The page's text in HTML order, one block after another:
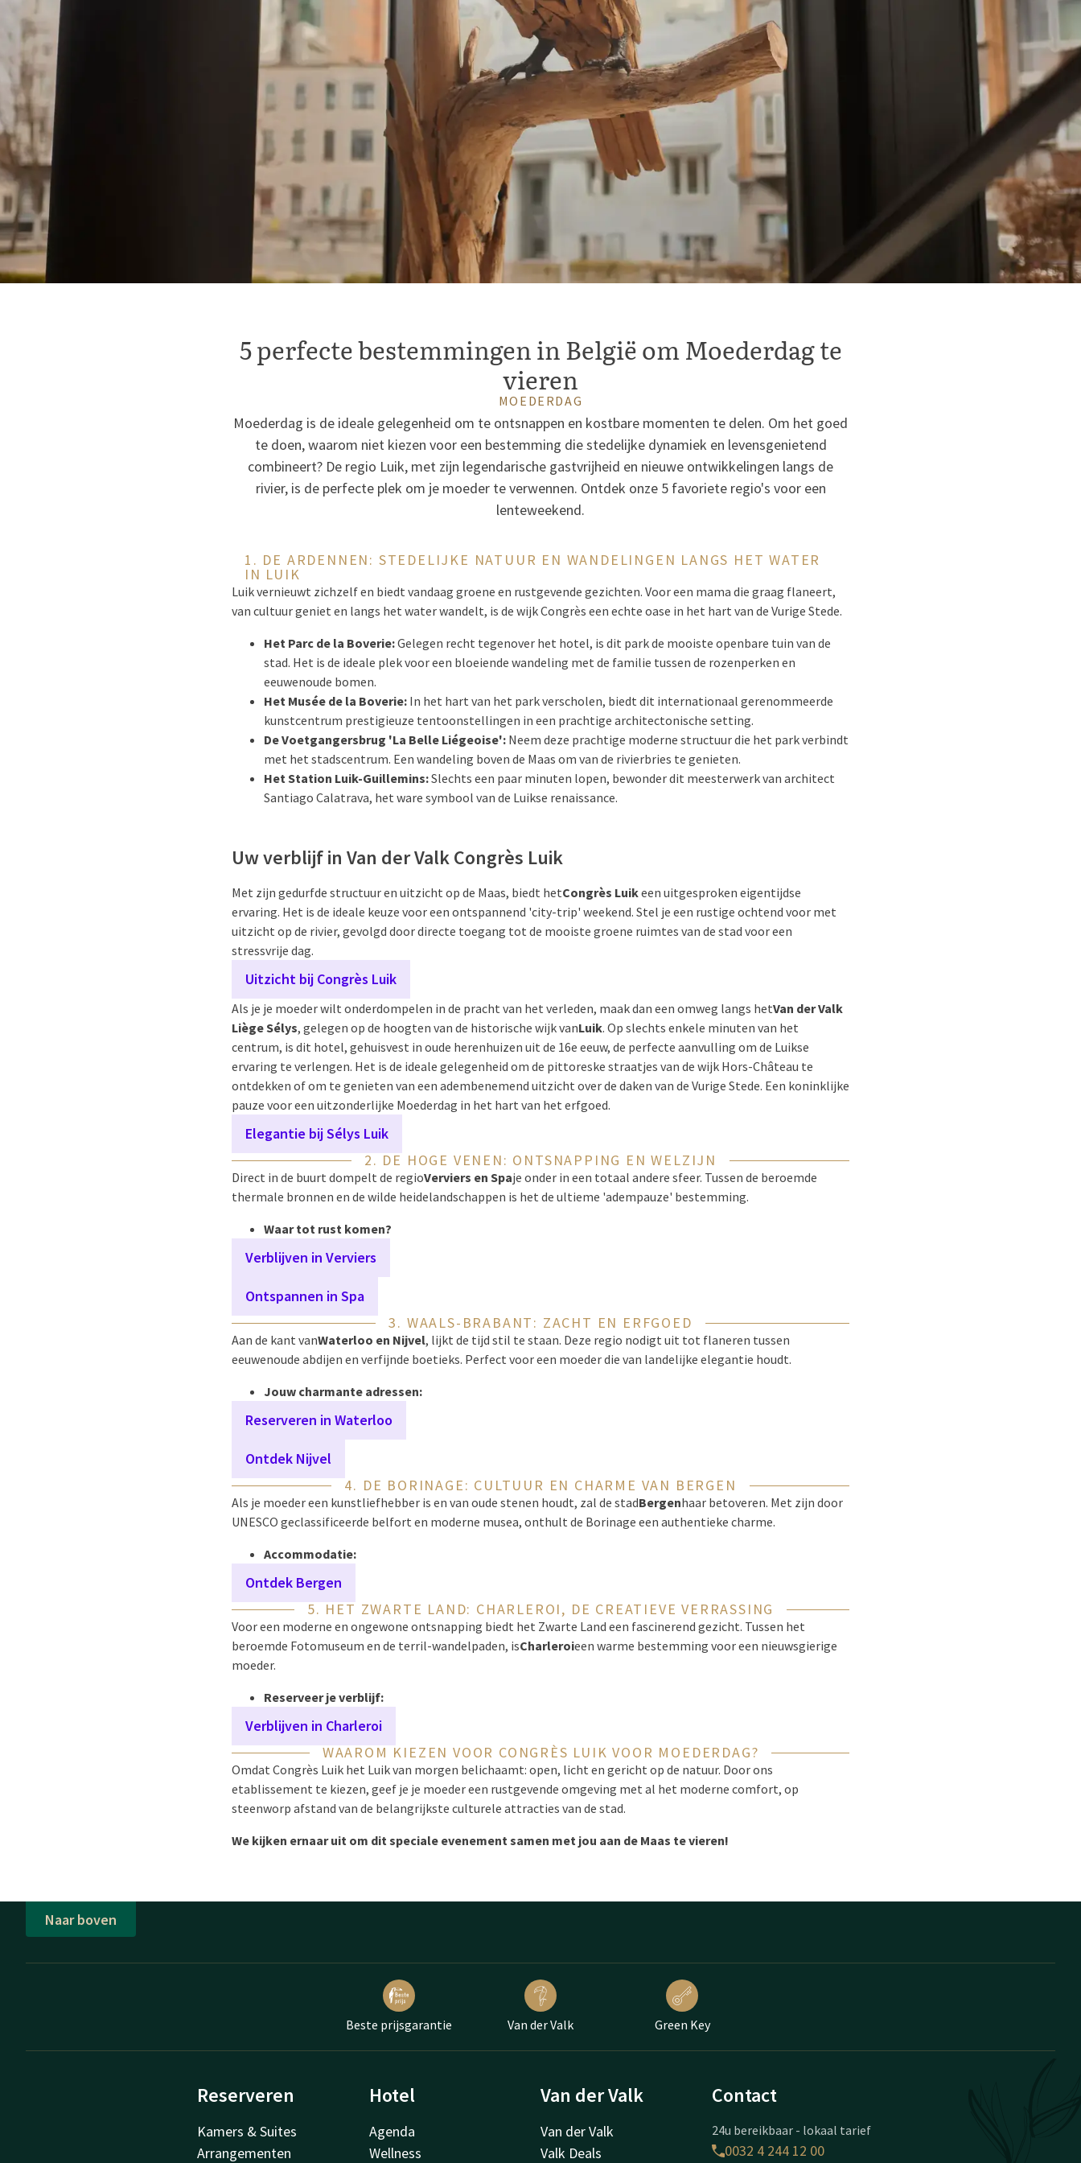
5 perfecte bestemmingen in België om Moederdag te
vieren
MOEDERDAG
Moederdag is de ideale gelegenheid om te ontsnappen en kostbare momenten te delen. Om het goed
te doen, waarom niet kiezen voor een bestemming die stedelijke dynamiek en levensgenietend
combineert? De regio Luik, met zijn legendarische gastvrijheid en nieuwe ontwikkelingen langs de
rivier, is de perfecte plek om je moeder te verwennen. Ontdek onze 5 favoriete regio's voor een
lenteweekend.
1. DE ARDENNEN: STEDELIJKE NATUUR EN WANDELINGEN LANGS HET WATER
IN LUIK
Luik vernieuwt zichzelf en biedt vandaag groene en rustgevende gezichten. Voor een mama die graag flaneert,
van cultuur geniet en langs het water wandelt, is de wijk Congrès een echte oase in het hart van de Vurige Stede.
Het Parc de la Boverie:Gelegen recht tegenover het hotel, is dit park de mooiste openbare tuin van de
stad. Het is de ideale plek voor een bloeiende wandeling met de familie tussen de rozenperken en
eeuwenoude bomen.
Het Musée de la Boverie: In het hart van het park verscholen, biedt dit internationaal gerenommeerde
kunstcentrum prestigieuze tentoonstellingen in een prachtige architectonische setting.
De Voetgangersbrug 'La Belle Liégeoise': Neem deze prachtige moderne structuur die het park verbindt
met het stadscentrum. Een wandeling boven de Maas om van de rivierbries te genieten.
Het Station Luik-Guillemins:Slechts een paar minuten lopen, bewonder dit meesterwerk van architect
Santiago Calatrava, het ware symbool van de Luikse renaissance.
Uw verblijf in Van der Valk Congrès Luik
Met zijn gedurfde structuur en uitzicht op de Maas, biedt hetCongrès Luikeen uitgesproken eigentijdse
ervaring. Het is de ideale keuze voor een ontspannend 'city-trip' weekend. Stel je een rustige ochtend voor met
uitzicht op de rivier, gevolgd door directe toegang tot de mooiste groene ruimtes van de stad voor een
stressvrije dag.
Uitzicht bij Congrès Luik
Als je je moeder wilt onderdompelen in de pracht van het verleden, maak dan een omweg langs hetVan der Valk
Liège Sélys, gelegen op de hoogten van de historische wijk vanLuik. Op slechts enkele minuten van het
centrum, is dit hotel, gehuisvest in oude herenhuizen uit de 16e eeuw, de perfecte aanvulling om de Luikse
ervaring te verlengen. Het is de ideale gelegenheid om de pittoreske straatjes van de wijk Hors-Château te
ontdekken of om te genieten van een adembenemend uitzicht over de daken van de Vurige Stede. Een koninklijke
pauze voor een uitzonderlijke Moederdag in het hart van het erfgoed.
Elegantie bij Sélys Luik
2. DE HOGE VENEN: ONTSNAPPING EN WELZIJN
Direct in de buurt dompelt de regioVerviers en Spaje onder in een totaal andere sfeer. Tussen de beroemde
thermale bronnen en de wilde heidelandschappen is het de ultieme 'adempauze' bestemming.
Waar tot rust komen?
Verblijven in Verviers
Ontspannen in Spa
3. WAALS-BRABANT: ZACHT EN ERFGOED
Aan de kant vanWaterloo en Nijvel, lijkt de tijd stil te staan. Deze regio nodigt uit tot flaneren tussen
eeuwenoude abdijen en verfijnde boetieks. Perfect voor een moeder die van landelijke elegantie houdt.
Jouw charmante adressen:
Reserveren in Waterloo
Ontdek Nijvel
4. DE BORINAGE: CULTUUR EN CHARME VAN BERGEN
Als je moeder een kunstliefhebber is en van oude stenen houdt, zal de stadBergenhaar betoveren. Met zijn door
UNESCO geclassificeerde belfort en moderne musea, onthult de Borinage een authentieke charme.
Accommodatie:
Ontdek Bergen
5. HET ZWARTE LAND: CHARLEROI, DE CREATIEVE VERRASSING
Voor een moderne en ongewone ontsnapping biedt het Zwarte Land een fascinerend gezicht. Tussen het
beroemde Fotomuseum en de terril-wandelpaden, isCharleroieen warme bestemming voor een nieuwsgierige
moeder.
Reserveer je verblijf:
Verblijven in Charleroi
WAAROM KIEZEN VOOR CONGRÈS LUIK VOOR MOEDERDAG?
Omdat Congrès Luik het Luik van morgen belichaamt: open, licht en gericht op de natuur. Door ons
etablissement te kiezen, geef je je moeder een rustgevende omgeving met al het moderne comfort, op
steenworp afstand van de belangrijkste culturele attracties van de stad.
We kijken ernaar uit om dit speciale evenement samen met jou aan de Maas te vieren!
Naar boven
Beste prijsgarantie Van der Valk Green Key
Reserveren
Kamers & Suites
Arrangementen
Hotel
Agenda
Wellness
Van der Valk
Van der Valk
Valk Deals
Contact
24u bereikbaar - lokaal tarief
0032 4 244 12 00